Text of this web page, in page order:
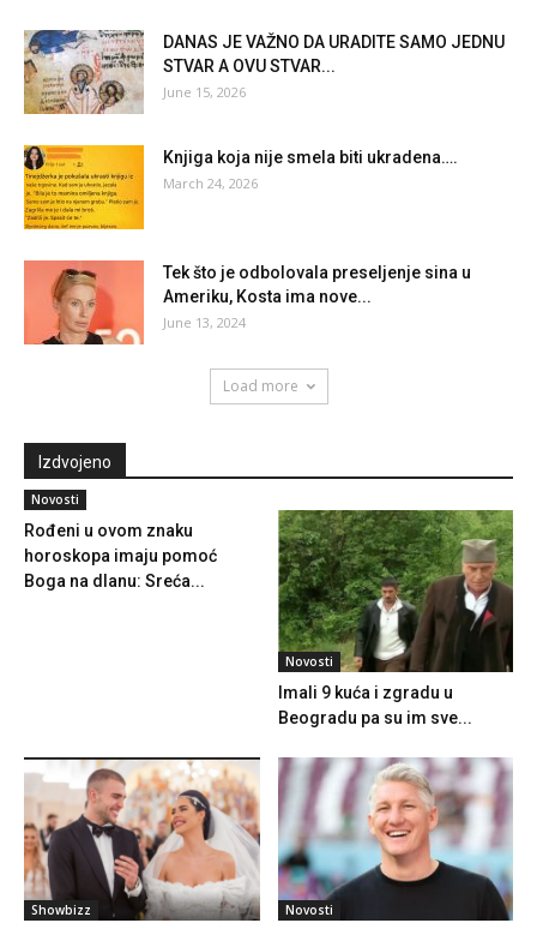
DANAS JE VAŽNO DA URADITE SAMO JEDNU
STVAR A OVU STVAR...
June 15, 2026
Knjiga koja nije smela biti ukradena….
March 24, 2026
Tek što je odbolovala preseljenje sina u
Ameriku, Kosta ima nove...
June 13, 2024
Load more
Izdvojeno
Novosti
Rođeni u ovom znaku
horoskopa imaju pomoć
Boga na dlanu: Sreća...
Novosti
Imali 9 kuća i zgradu u
Beogradu pa su im sve...
Showbizz Novosti